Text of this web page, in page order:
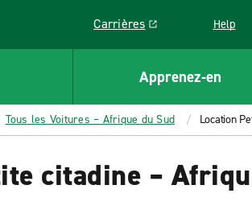
Carrières
Link opens in a new window
Help
Apprenez-en
Tous les Voitures – Afrique du Sud Location
citadine –